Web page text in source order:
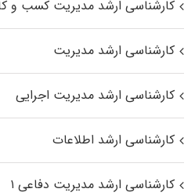
کارشناسی ارشد مدیریت کسب و
کارشناسی ارشد مدیریت
کارشناسی ارشد مدیریت اجرایی
کارشناسی ارشد اطلاعات
کارشناسی ارشد مدیریت دفاعی ۱